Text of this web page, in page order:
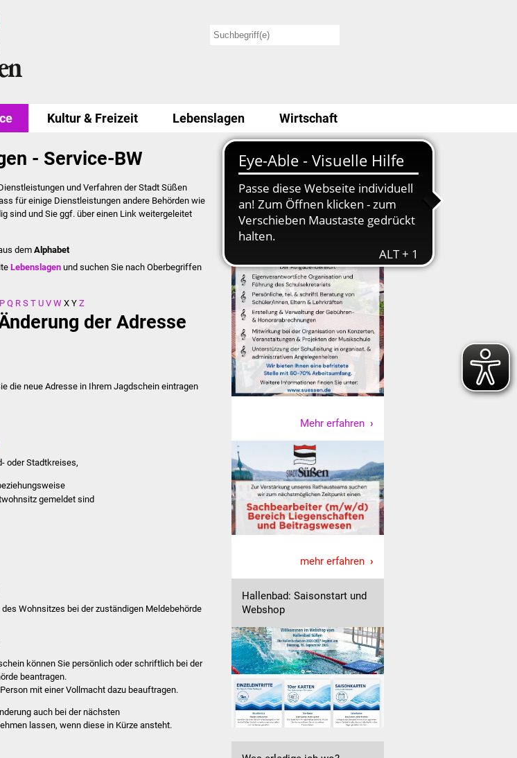
Kultur & Freizeit Lebenslagen Wirtschaft
- Service-BW
und Verfahren der Stadt Süßen
für einige Dienstleistungen andere Behörden wie
sind und Sie ggf. über einen Link weitergeleitet
dem Alphabet
Lebenslagen und suchen Sie nach Oberbegriffen
P Q R S T U V W X Y Z
der Adresse
die neue Adresse in Ihrem Jagdschein eintragen
oder Stadtkreises,
gemeldet sind
Wohnsitzes bei der zuständigen Meldebehörde
können Sie persönlich oder schriftlich bei der
beantragen.
mit einer Vollmacht dazu beauftragen.
auch bei der nächsten
lassen, wenn diese in Kürze ansteht.
Stellenausschreibung
Mehr erfahren
mehr erfahren
Hallenbad: Saisonstart und
Webshop